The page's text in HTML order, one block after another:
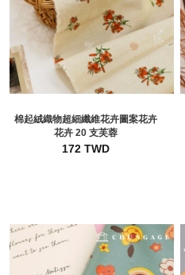
棉起絨織物超細纖維花卉圖案花卉
花卉 20 支芙蓉
172 TWD